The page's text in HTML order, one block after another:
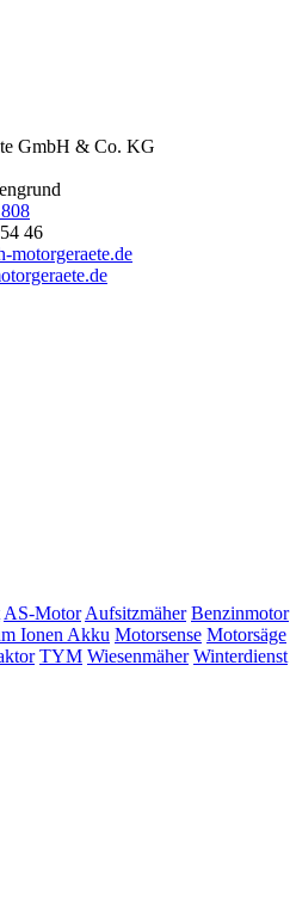
AS-Motor Aufsitzmäher Benzinmotor
Ionen Akku Motorsense Motorsäge
TYM Wiesenmäher Winterdienst
GmbH & Co. KG
46
motorgeraete.de